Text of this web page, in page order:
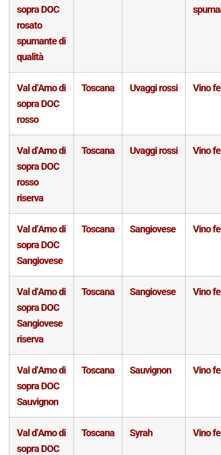
sopra DOC
rosato
spumante di
qualità
Val d’Arno di
sopra DOC
rosso
Toscana Uvaggi rossi Vino
Val d’Arno di
sopra DOC
rosso
riserva
Toscana Uvaggi rossi Vino
Val d’Arno di
sopra DOC
Sangiovese
Toscana Sangiovese Vino
Val d’Arno di
sopra DOC
Sangiovese
riserva
Toscana Sangiovese Vino
Val d’Arno di
sopra DOC
Sauvignon
Toscana Sauvignon Vino
Val d’Arno di
sopra DOC
Toscana Syrah Vino